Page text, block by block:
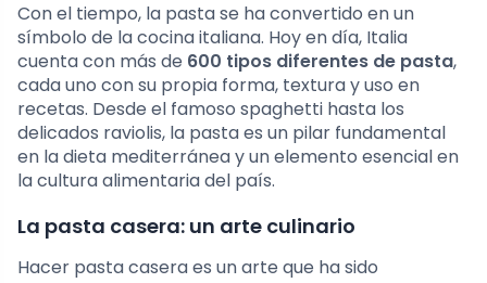
Con el tiempo, la pasta se ha convertido en un
símbolo de la cocina italiana. Hoy en día, Italia
cuenta con más de 600 tipos diferentes de pasta,
cada uno con su propia forma, textura y uso en
recetas. Desde el famoso spaghetti hasta los
delicados raviolis, la pasta es un pilar fundamental
en la dieta mediterránea y un elemento esencial en
la cultura alimentaria del país.
La pasta casera: un arte culinario
Hacer pasta casera es un arte que ha sido